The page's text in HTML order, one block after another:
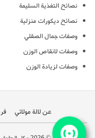
نصائح التغذية السليمة
نصائح ديكورات منزلية
وصفات جمال الصقلي
وصفات لانقاص الوزن
وصفات لزيادة الوزن
عن لالة مولاتي